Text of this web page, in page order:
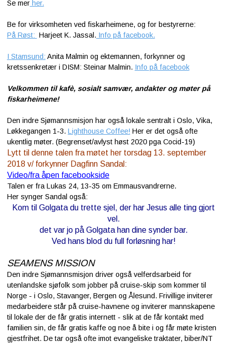
Se merher.
Be for virksomheten ved fiskarheimene, og for bestyrerne:
På Røst: Harjeet K. Jassal. Info på facebook.
I Stamsund: Anita Malmin og ektemannen, forkynner og
kretssenkretær i DISM: Steinar Malmin. Info på facebook
Velkommen til kafè, sosialt samvær, andakter og møter på
fiskarheimene!
Den indre Sjømannsmisjon har også lokale sentralt i Oslo, Vika,
Løkkegangen 1-3. Lighthouse Coffee! Her er det også ofte
ukentlig møter. (Begrenset/avlyst høst 2020 pga Cocid-19)
Lytt til denne talen fra møtet her torsdag 13. september
2018 v/ forkynner Dagfinn Sandal:
Video/fra åpen facebookside
Talen er fra Lukas 24, 13-35 om Emmausvandrerne.
Her synger Sandal også:
Kom til Golgata du trette sjel, der har Jesus alle ting gjort
vel.
det var jo på Golgata han dine synder bar.
Ved hans blod du full forløsning har!
SEAMENS MISSION
Den indre Sjømannsmisjon driver også velferdsarbeid for
utenlandske sjøfolk som jobber på cruise-skip som kommer til
Norge - i Oslo, Stavanger, Bergen og Ålesund. Frivillige inviterer
medarbeidere står på cruise-havnene og inviterer mannskapene
til lokale der de får gratis internett - slik at de får kontakt med
familien sin, de får gratis kaffe og noe å bite i og får møte kristen
gjestfrihet. De tar også ofte imot evangeliske traktater, biber/NT